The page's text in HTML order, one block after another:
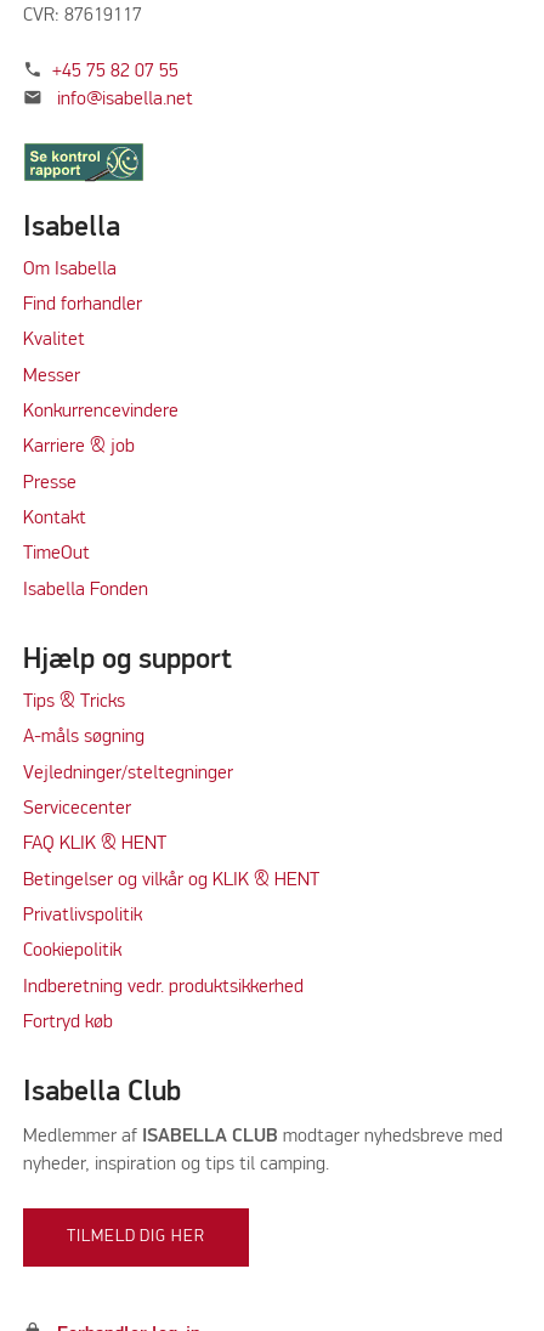
CVR: 87619117
phone +45 75 82 07 55
mail info@isabella.net
Isabella
Om Isabella
Find forhandler
Kvalitet
Messer
Konkurrencevindere
Karriere & job
Presse
Kontakt
TimeOut
Isabella Fonden
Hjælp og support
Tips & Tricks
A-måls søgning
Vejledninger/steltegninger
Servicecenter
FAQ KLIK & HENT
Betingelser og vilkår og KLIK & HENT
Privatlivspolitik
Cookiepolitik
Indberetning vedr. produktsikkerhed
Fortryd køb
Isabella Club
Medlemmer afISABELLA CLUB modtager nyhedsbreve med
nyheder, inspiration og tips til camping.
TILMELD DIG HER